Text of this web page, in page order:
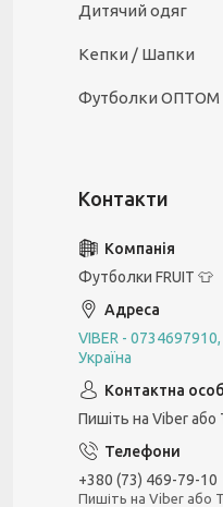
Дитячий одяг
Кепки / Шапки
Футболки ОПТОМ
Футболки FRUIT 👕
VIBER -
Україна
Пишіть на Viber або
+380 (73) 469-79-10
Пишіть на Viber або